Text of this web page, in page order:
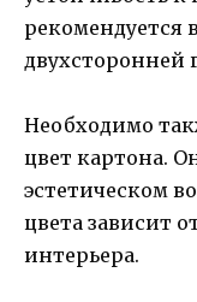
рекомендуется
двухсторонней
Необходимо
цвет картона.
эстетическом
цвета зависит
интерьера.